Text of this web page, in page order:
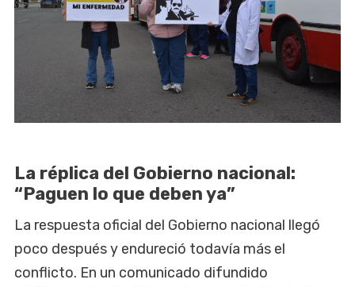
La réplica del Gobierno nacional:
“Paguen lo que deben ya”
La respuesta oficial del Gobierno nacional llegó
poco después y endureció todavía más el
conflicto. En un comunicado difundido